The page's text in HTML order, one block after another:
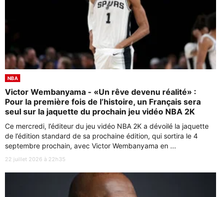
NBA
Victor Wembanyama - «Un rêve devenu réalité» :
Pour la première fois de l’histoire, un Français sera
seul sur la jaquette du prochain jeu vidéo NBA 2K
Ce mercredi, l’éditeur du jeu vidéo NBA 2K a dévoilé la jaquette
de l’édition standard de sa prochaine édition, qui sortira le 4
septembre prochain, avec Victor Wembanyama en ...
22 juillet 2026 à 22h35